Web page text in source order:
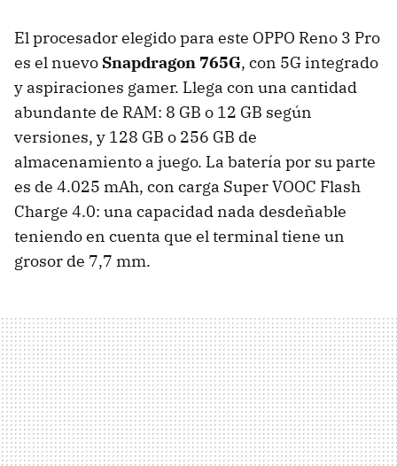
El procesador elegido para este OPPO Reno 3 Pro
es el nuevo Snapdragon 765G, con 5G integrado
y aspiraciones gamer. Llega con una cantidad
abundante de RAM: 8 GB o 12 GB según
versiones, y 128 GB o 256 GB de
almacenamiento a juego. La batería por su parte
es de 4.025 mAh, con carga Super VOOC Flash
Charge 4.0: una capacidad nada desdeñable
teniendo en cuenta que el terminal tiene un
grosor de 7,7 mm.